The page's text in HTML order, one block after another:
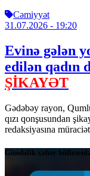
Cəmiyyət
31.07.2026 - 19:20
Evinə gələn
edilən qadın
ŞİKAYƏT
Gədəbəy rayon,
qızı qonşusundan
redaksiyasına
Gündəlik xəbər